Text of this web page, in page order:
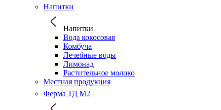
Напитки
Напитки
Вода кокосовая
Комбуча
Лечебные воды
Лимонад
Растительное молоко
Местная продукция
Ферма ТД М2